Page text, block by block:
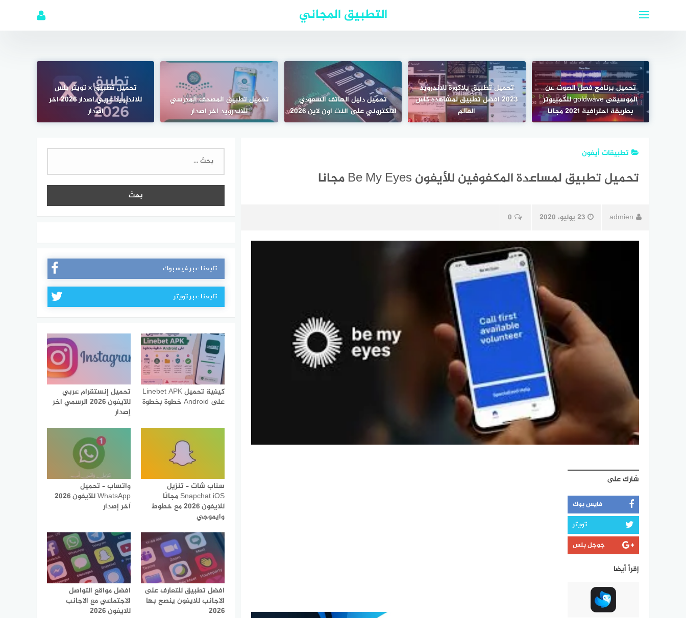
التطبيق المجاني
تحميل برنامج فصل الصوت عن
الموسيقى goldwave للكمبيوتر
بطريقة احترافية 2021 مجانا
تحميل تطبيق يلاكورة للاندرويد
2023 افضل تطبيق لمشاهده كاس
العالم
تحميل دليل الهاتف السعودي
الالكتروني على النت اون لاين 2026
تحميل تطبيق المصحف المدرسي
للاندرويد اخر اصدار
تحميل تطبيق x تويتر بلس
للاندرويد عربي اصدار 2026 اخر
اصدار
تطبيقات أيفون
تحميل تطبيق لمساعدة المكفوفين للأيفون Be My Eyes مجانا
admien 23 يوليو، 2020 0
شارك على
فايس بوك
تويتر
جوجل بلس
إقرأ أيضا
البحث
تابعنا عبر فيسبوك
تابعنا عبر تويتر
كيفية تحميل Linebet APK
على Android خطوة بخطوة
تحميل إنستقرام عربي
للآيفون 2026 الرسمي اخر
إصدار
سناب شات – تنزيل
Snapchat iOS مجانًا
للايفون 2026 مع خطوط
وايموجي
واتساب – تحميل
WhatsApp للآيفون 2026
آخر إصدار
افضل تطبيق للتعارف على
الاجانب للايفون ينصح بها
2026
افضل مواقع التواصل
الاجتماعي مع الاجانب
للايفون 2026